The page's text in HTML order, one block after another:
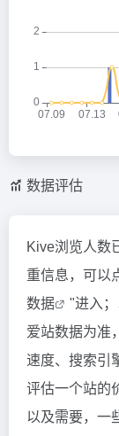
数据评估
Kive浏览人数
重信息，可以
数据
"进入
爱站数据为准
速度、搜索引
评估一个站的
以及需要，一